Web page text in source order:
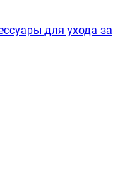
для ухода за